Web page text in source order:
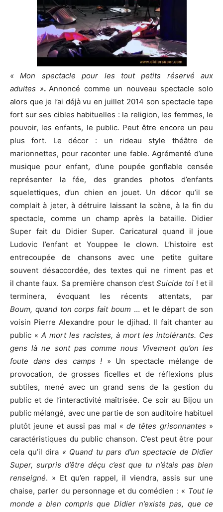
« Mon spectacle pour les tout petits réservé aux
adultes ».Annoncé comme un nouveau spectacle solo
alors que je l’ai déjà vu en juillet 2014 son spectacle tape
fort sur ses cibles habituelles : la religion, les femmes, le
pouvoir, les enfants, le public. Peut être encore un peu
plus fort. Le décor : un rideau style théâtre de
marionnettes, pour raconter une fable. Agrémenté d’une
musique pour enfant, d’une poupée gonflable censée
représenter la fée, des grandes photos d’enfants
squelettiques, d’un chien en jouet. Un décor qu’il se
complait à jeter, à détruire laissant la scène, à la fin du
spectacle, comme un champ après la bataille. Didier
Super fait du Didier Super. Caricatural quand il joue
Ludovic l’enfant et Youppee le clown. L’histoire est
entrecoupée de chansons avec une petite guitare
souvent désaccordée, des textes qui ne riment pas et
il chante faux. Sa première chanson c’estSuicide toi ! et il
terminera, évoquant les récents attentats, par
Boum, quand ton corps fait boum … et le départ de son
voisin Pierre Alexandre pour le djihad. Il fait chanter au
public «A mort les racistes, à mort les intolérants. Ces
gens là ne sont pas comme nous Vivement qu’on les
foute dans des camps ! » Un spectacle mélange de
provocation, de grosses ficelles et de réflexions plus
subtiles, mené avec un grand sens de la gestion du
public et de l’interactivité maîtrisée. Ce soir au Bijou un
public mélangé, avec une partie de son auditoire habituel
plutôt jeune et aussi pas mal «de têtes grisonnantes »
caractéristiques du public chanson. C’est peut être pour
cela qu’il dira « Quand tu pars d’un spectacle de Didier
Super, surpris d’être déçu c’est que tu n’étais pas bien
renseigné. » Et qu’en rappel, il viendra, assis sur une
chaise, parler du personnage et du comédien : « Tout le
monde a bien compris que Didier n’existe pas, que ce